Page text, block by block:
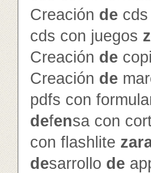
Creación de
cds con juegos
Creación de
Creación de
pdfs con
defensa con
con flashlite
desarrollo de